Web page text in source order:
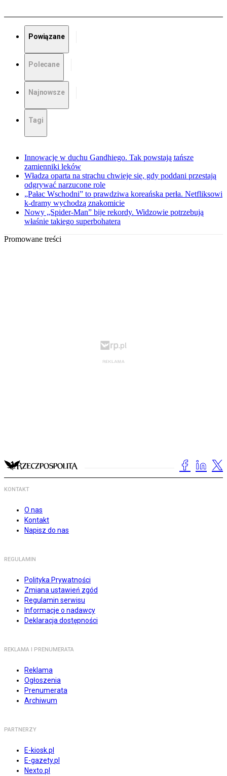
Powiązane
Polecane
Najnowsze
Tagi
Innowacje w duchu Gandhiego. Tak powstają tańsze
zamienniki leków
Władza oparta na strachu chwieje się, gdy poddani przestają
odgrywać narzucone role
„Pałac Wschodni” to prawdziwa koreańska perła. Netfliksowi
k-dramy wychodzą znakomicie
Nowy „Spider-Man” bije rekordy. Widzowie potrzebują
właśnie takiego superbohatera
Promowane treści
KONTAKT
O nas
Kontakt
Napisz do nas
REGULAMIN
Polityka Prywatności
Zmiana ustawień zgód
Regulamin serwisu
Informacje o nadawcy
Deklaracja dostępności
REKLAMA I PRENUMERATA
Reklama
Ogłoszenia
Prenumerata
Archiwum
PARTNERZY
E-kiosk.pl
E-gazety.pl
Nexto.pl